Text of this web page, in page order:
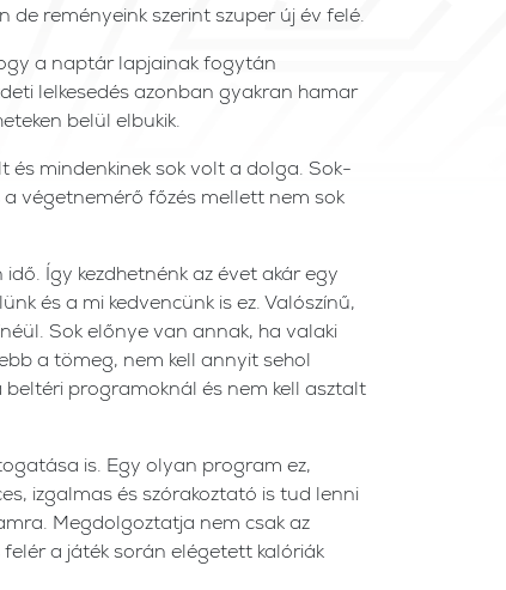
de reményeink szerint szuper új év felé.
a naptár lapjainak fogytán
lelkesedés azonban gyakran hamar
belül elbukik.
mindenkinek sok volt a dolga. Sok-
a végetnemérő főzés mellett nem sok
Így kezdhetnénk az évet akár egy
és a mi kedvencünk is ez. Valószínű,
Sok előnye van annak, ha valaki
a tömeg, nem kell annyit sehol
programoknál és nem kell asztalt
is. Egy olyan program ez,
izgalmas és szórakoztató is tud lenni
Megdolgoztatja nem csak az
a játék során elégetett kalóriák